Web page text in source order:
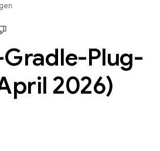
Plug-
2026)